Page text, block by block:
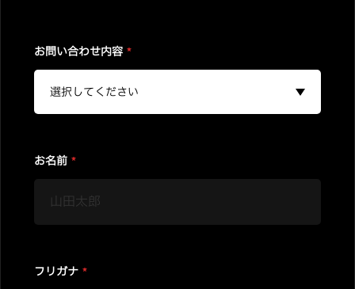
お問い合わせ内容 *
お名前 *
フリガナ *